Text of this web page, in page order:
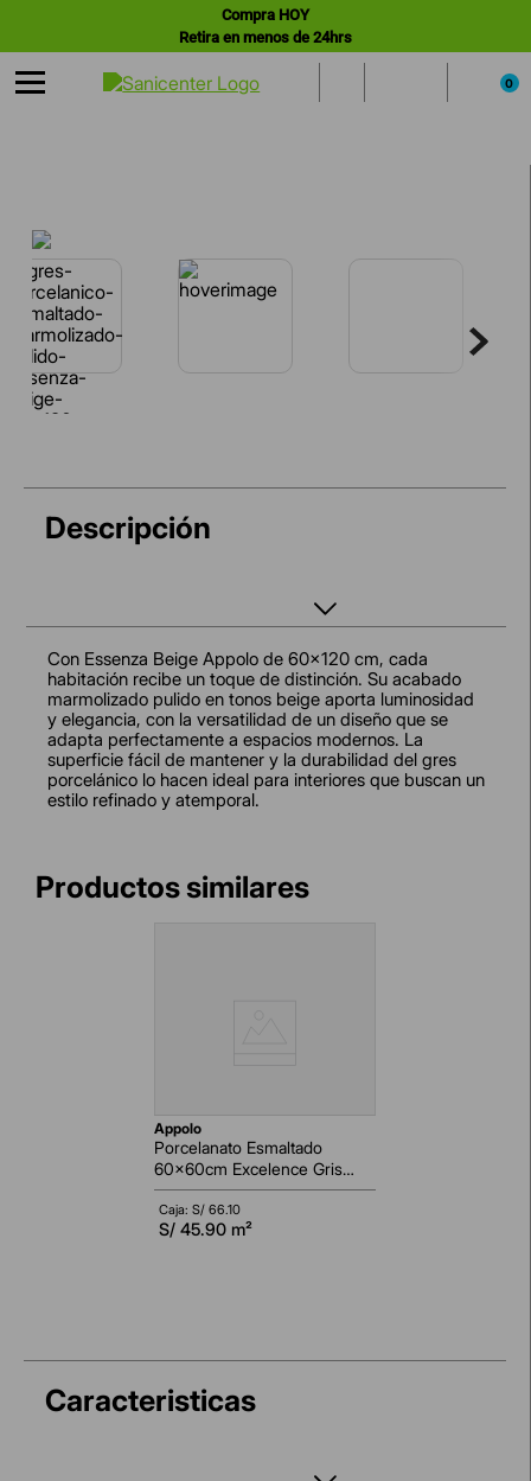
Compra HOY
Retira en menos de 24hrs
0
Descripción
Con Essenza Beige Appolo de 60x120 cm, cada
habitación recibe un toque de distinción. Su acabado
marmolizado pulido en tonos beige aporta luminosidad
y elegancia, con la versatilidad de un diseño que se
adapta perfectamente a espacios modernos. La
superficie fácil de mantener y la durabilidad del gres
porcelánico lo hacen ideal para interiores que buscan un
estilo refinado y atemporal.
appolo
Porcelanato Esmaltado
60x60cm Excelence Gris
Marmolizado Pulido
Rectificado
Caja: S/ 66.10
S/ 45.90m²
Caracteristicas